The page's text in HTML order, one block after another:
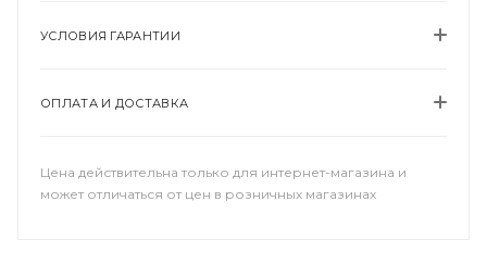
УСЛОВИЯ ГАРАНТИИ
ОПЛАТА И ДОСТАВКА
Цена действительна только для интернет-магазина и
может отличаться от цен в розничных магазинах